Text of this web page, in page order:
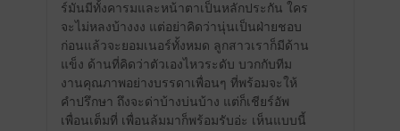
ร์มันมีทั้งคารมและหน้าตาเป็นหลักประกัน ใคร
จะไม่หลงบ้างงง แต่อย่าคิดว่านุ่นเป็นฝ่ายชอบ
ก่อนแล้วจะยอมเนอร์ทั้งหมด ลูกสาวเราก็มีด้าน
แข็ง ด้านที่คิดว่าตัวเองไหวระดับ บวกกับทีม
งานคุณภาพอย่างบรรดาเพื่อนๆ ที่พร้อมจะให้
คำปรึกษา ถึงจะด่าบ้างบ่นบ้าง แต่ก็เชียร์อัพ
เพื่อนเต็มที่ เพื่อนล้มมาก็พร้อมรับอ่ะ เห็นแบบนี้